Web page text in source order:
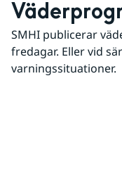
SMHI publicerar
fredagar. Eller vid
varningssituationer.